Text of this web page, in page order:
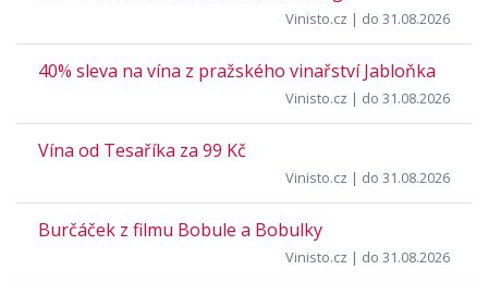
Vinisto.cz | do 31.08.2026
40% sleva na vína z pražského vinařství Jabloňka
Vinisto.cz | do 31.08.2026
Vína od Tesaříka za 99 Kč
Vinisto.cz | do 31.08.2026
Burčáček z filmu Bobule a Bobulky
Vinisto.cz | do 31.08.2026